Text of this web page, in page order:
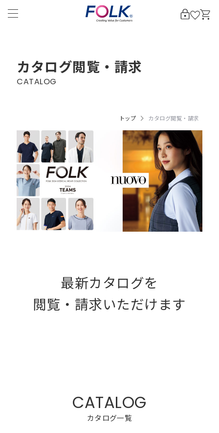
カタログ閲覧・請求
CATALOG
トップ カタログ閲覧・請求
最新カタログを
閲覧・請求いただけます
カタログ一覧